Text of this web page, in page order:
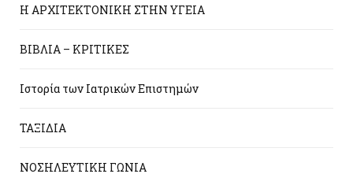
Η ΑΡΧΙΤΕΚΤΟΝΙΚΗ ΣΤΗΝ ΥΓΕΙΑ
ΒΙΒΛΙΑ – ΚΡΙΤΙΚΕΣ
Ιστορία των Ιατρικών Επιστημών
ΤΑΞΙΔΙΑ
ΝΟΣΗΛΕΥΤΙΚΗ ΓΩΝΙΑ